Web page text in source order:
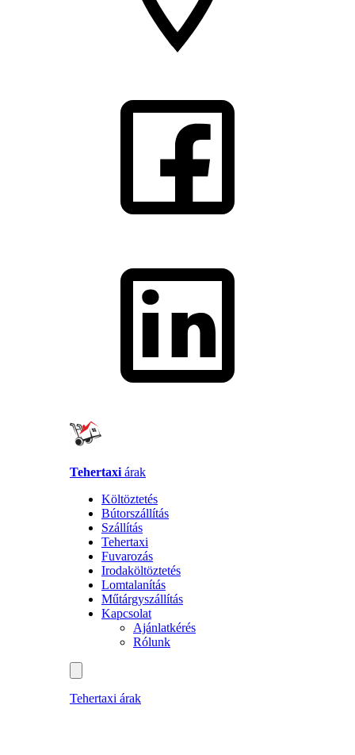
Tehertaxi árak
Költöztetés
Bútorszállítás
Szállítás
Tehertaxi
Fuvarozás
Irodaköltöztetés
Lomtalanítás
Műtárgyszállítás
Kapcsolat
Ajánlatkérés
Rólunk
Tehertaxi árak